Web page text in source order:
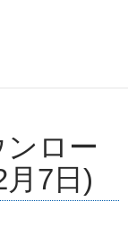
ロー
月7日)